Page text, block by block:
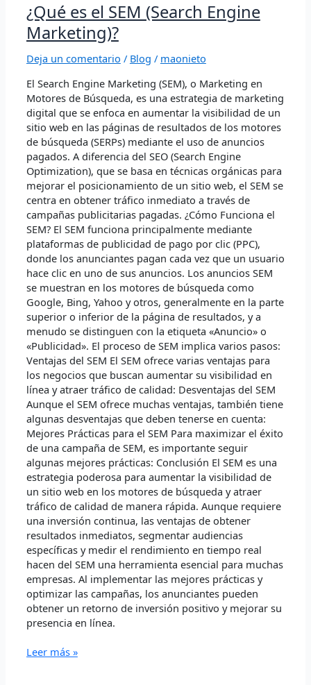
¿Qué es el SEM (Search Engine
Marketing)?
Deja un comentario / Blog / maonieto
El Search Engine Marketing (SEM), o Marketing en
Motores de Búsqueda, es una estrategia de marketing
digital que se enfoca en aumentar la visibilidad de un
sitio web en las páginas de resultados de los motores
de búsqueda (SERPs) mediante el uso de anuncios
pagados. A diferencia del SEO (Search Engine
Optimization), que se basa en técnicas orgánicas para
mejorar el posicionamiento de un sitio web, el SEM se
centra en obtener tráfico inmediato a través de
campañas publicitarias pagadas. ¿Cómo Funciona el
SEM? El SEM funciona principalmente mediante
plataformas de publicidad de pago por clic (PPC),
donde los anunciantes pagan cada vez que un usuario
hace clic en uno de sus anuncios. Los anuncios SEM
se muestran en los motores de búsqueda como
Google, Bing, Yahoo y otros, generalmente en la parte
superior o inferior de la página de resultados, y a
menudo se distinguen con la etiqueta «Anuncio» o
«Publicidad». El proceso de SEM implica varios pasos:
Ventajas del SEM El SEM ofrece varias ventajas para
los negocios que buscan aumentar su visibilidad en
línea y atraer tráfico de calidad: Desventajas del SEM
Aunque el SEM ofrece muchas ventajas, también tiene
algunas desventajas que deben tenerse en cuenta:
Mejores Prácticas para el SEM Para maximizar el éxito
de una campaña de SEM, es importante seguir
algunas mejores prácticas: Conclusión El SEM es una
estrategia poderosa para aumentar la visibilidad de
un sitio web en los motores de búsqueda y atraer
tráfico de calidad de manera rápida. Aunque requiere
una inversión continua, las ventajas de obtener
resultados inmediatos, segmentar audiencias
específicas y medir el rendimiento en tiempo real
hacen del SEM una herramienta esencial para muchas
empresas. Al implementar las mejores prácticas y
optimizar las campañas, los anunciantes pueden
obtener un retorno de inversión positivo y mejorar su
presencia en línea.
¿Qué
es
el
SEM
(Search
Engine
Marketing)?
Leer más »